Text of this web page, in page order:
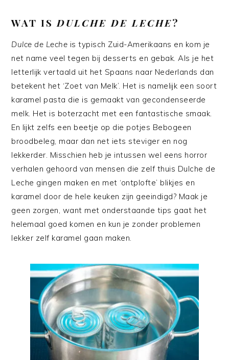
WAT IS DULCHE DE LECHE?
Dulce de Leche is typisch Zuid-Amerikaans en kom je
net name veel tegen bij desserts en gebak. Als je het
letterlijk vertaald uit het Spaans naar Nederlands dan
betekent het ‘Zoet van Melk’. Het is namelijk een soort
karamel pasta die is gemaakt van gecondenseerde
melk. Het is boterzacht met een fantastische smaak.
En lijkt zelfs een beetje op die potjes Bebogeen
broodbeleg, maar dan net iets steviger en nog
lekkerder. Misschien heb je intussen wel eens horror
verhalen gehoord van mensen die zelf thuis Dulche de
Leche gingen maken en met ‘ontplofte’ blikjes en
karamel door de hele keuken zijn geeindigd? Maak je
geen zorgen, want met onderstaande tips gaat het
helemaal goed komen en kun je zonder problemen
lekker zelf karamel gaan maken.